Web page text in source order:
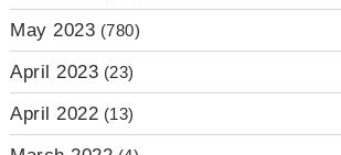
May 2023 (780)
April 2023 (23)
April 2022 (13)